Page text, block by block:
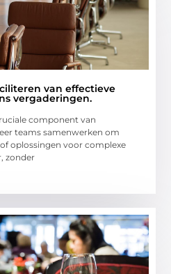
van effectieve
vergaderingen.
component van
teams samenwerken om
oplossingen voor complexe
zonder